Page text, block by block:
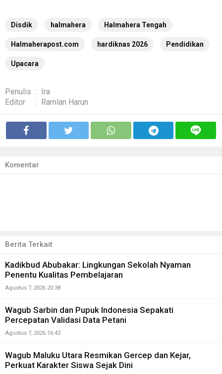
Disdik halmahera Halmahera Tengah
Halmaherapost.com hardiknas 2026 Pendidikan
Upacara
Penulis : Ira
Editor
: Ramlan Harun
Komentar
Berita Terkait
Kadikbud Abubakar: Lingkungan Sekolah Nyaman
Penentu Kualitas Pembelajaran
Agustus 7, 2026 20:38
Wagub Sarbin dan Pupuk Indonesia Sepakati
Percepatan Validasi Data Petani
Agustus 7, 2026 16:42
Wagub Maluku Utara Resmikan Gercep dan Kejar,
Perkuat Karakter Siswa Sejak Dini